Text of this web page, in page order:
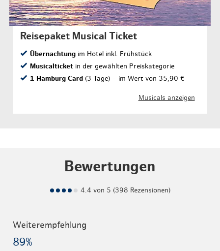
Reisepaket Musical Ticket
Übernachtung im Hotel inkl. Frühstück
Musicalticket in der gewählten Preiskategorie
1 Hamburg Card (3 Tage) – im Wert von 35,90 €
Musicals anzeigen
Bewertungen
4.4 von 5 (398 Rezensionen)
Weiterempfehlung
89%